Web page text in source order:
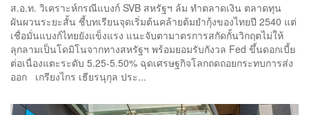
ส.อ.ท. วิเคราะห์กรณีแบงก์ SVB สหรัฐฯ ล้ม ทำตลาดเงิน ตลาดทุน
ผันผวนระยะสั้น ชี้บทเรียนจุดเริ่มต้นคล้ายต้มยำกุ้งของไทยปี 2540 แต่
เชื่อมั่นแบงก์ไทยยังแข็งแรง แนะจับตามาตรการสกัดกั้นวิกฤตไม่ให้
ลุกลามเป็นโดมิโนจากทางสหรัฐฯ พร้อมยอมรับกังวล Fed ขึ้นดอกเบี้ย
ต่อเนื่องแตะระดับ 5.25-5.50% ฉุดเศรษฐกิจโลกถดถอยกระทบการส่ง
ออก เกรียงไกร เธียรนุกุล ประ...